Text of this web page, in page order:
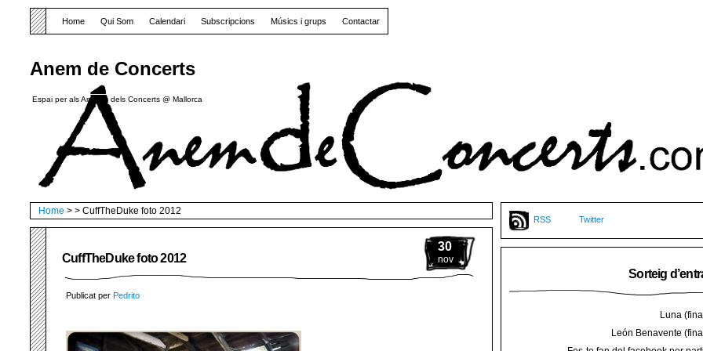
Anem de Concerts
Espai per als Amants dels Concerts @ Mallorca
Home Qui Som Calendari Subscripcions Músics i grups Contactar
Home > > CuffTheDuke foto 2012
30
nov
CuffTheDuke foto 2012
Publicat per Pedrito
RSS Twitter
Sorteig
Luna
León Benavente